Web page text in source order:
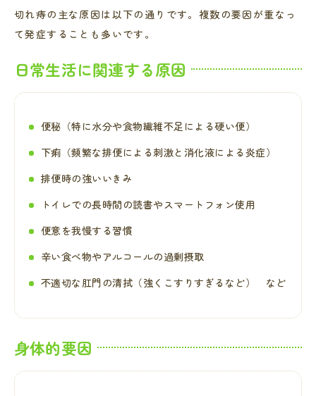
切れ痔の主な原因は以下の通りです。複数の要因が重なっ
て発症することも多いです。
日常生活に関連する原因
便秘（特に水分や食物繊維不足による硬い便）
下痢（頻繁な排便による刺激と消化液による炎症）
排便時の強いいきみ
トイレでの長時間の読書やスマートフォン使用
便意を我慢する習慣
辛い食べ物やアルコールの過剰摂取
不適切な肛門の清拭（強くこすりすぎるなど） など
身体的要因